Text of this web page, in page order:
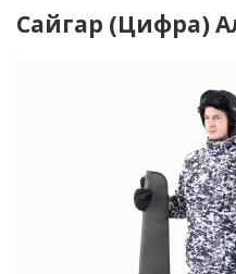
Сайгар (Цифра)